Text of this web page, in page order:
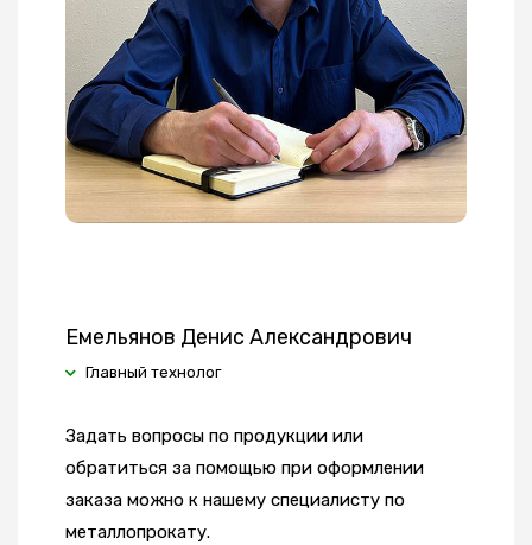
Емельянов Денис Александрович
Главный технолог
Задать вопросы по продукции или
обратиться за помощью при оформлении
заказа можно к нашему специалисту по
металлопрокату.